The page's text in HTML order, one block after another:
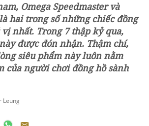
Omega Speedmaster và
hai trong số những chiếc đồng
vị nhất. Trong 7 thập kỷ qua,
được đón nhận. Thậm chí,
siêu phẩm này luôn nằm
của người chơi đồng hồ sành
Leung